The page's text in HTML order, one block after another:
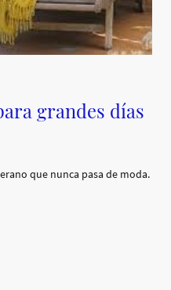
grandes días
que nunca pasa de moda.